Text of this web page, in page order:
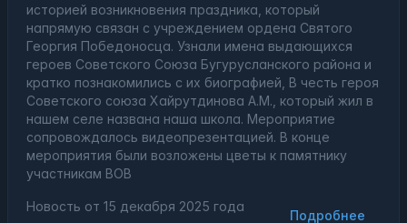
историей возникновения праздника, который
напрямую связан с учреждением ордена Святого
Георгия Победоносца. Узнали имена выдающихся
героев Советского Союза Бугурусланского района и
кратко познакомились с их биографией, В честь героя
Советского союза Хайрутдинова А.М., который жил в
нашем селе названа наша школа. Мероприятие
сопровождалось видеопрезентацией. В конце
мероприятия были возложены цветы к памятнику
участникам ВОВ
Подробнее
Новость от 15 декабря 2025 года